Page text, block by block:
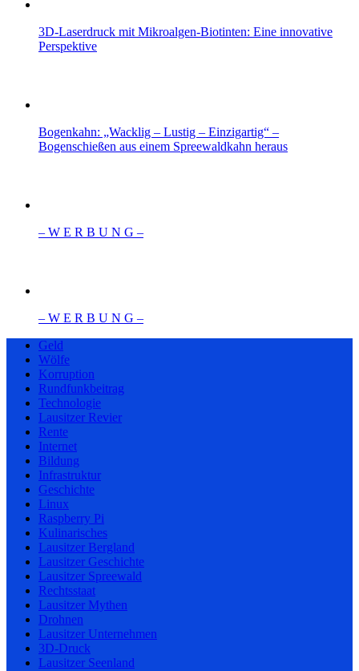
3D-Laserdruck mit Mikroalgen-Biotinten: Eine innovative
Perspektive
Bogenkahn: „Wacklig – Lustig – Einzigartig“ –
Bogenschießen aus einem Spreewaldkahn heraus
– W Ε R Β U Ν G –
– W Ε R Β U Ν G –
Geld
Wölfe
Korruption
Rundfunkbeitrag
Technologie
Lausitzer Revier
Rente
Internet
Bildung
Infrastruktur
Geschichte
Linux
Raspberry Pi
Kulinarisches
Lausitzer Bergland
Lausitzer Geschichte
Lausitzer Spreewald
Rechtsstaat
Lausitzer Mythen
Drohnen
Lausitzer Unternehmen
3D-Druck
Lausitzer Seenland